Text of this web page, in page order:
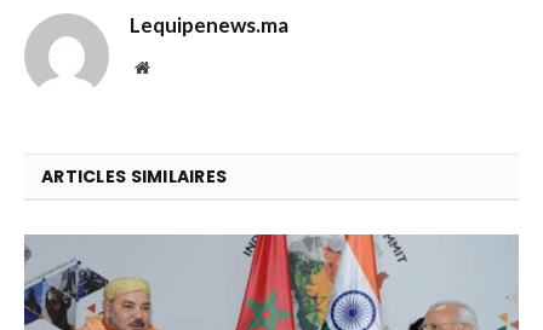
Lequipenews.ma
Website
ARTICLES SIMILAIRES